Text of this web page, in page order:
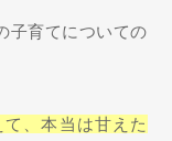
子育てについての
、本当は甘えた